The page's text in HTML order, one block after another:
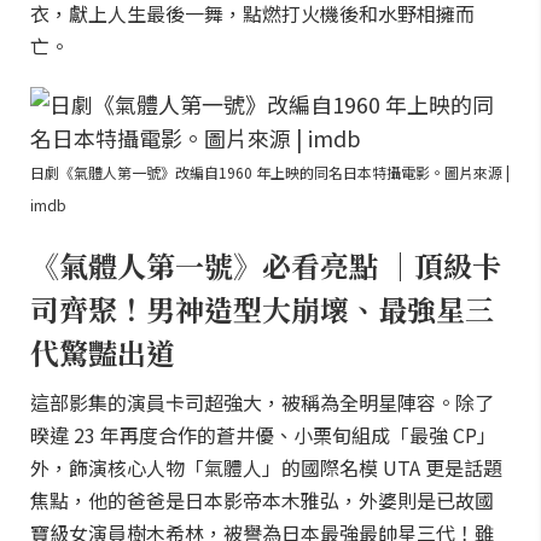
衣，獻上人生最後一舞，點燃打火機後和水野相擁而
亡。
日劇《氣體人第一號》改編自1960 年上映的同名日本特攝電影。圖片來源 |
imdb
《氣體人第一號》必看亮點 ｜頂級卡
司齊聚！男神造型大崩壞、最強星三
代驚豔出道
這部影集的演員卡司超強大，被稱為全明星陣容。除了
暌違 23 年再度合作的蒼井優、小栗旬組成「最強 CP」
外，飾演核心人物「氣體人」的國際名模 UTA 更是話題
焦點，他的爸爸是日本影帝本木雅弘，外婆則是已故國
寶級女演員樹木希林，被譽為日本最強最帥星三代！雖